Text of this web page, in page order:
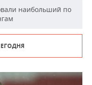
наибольший по